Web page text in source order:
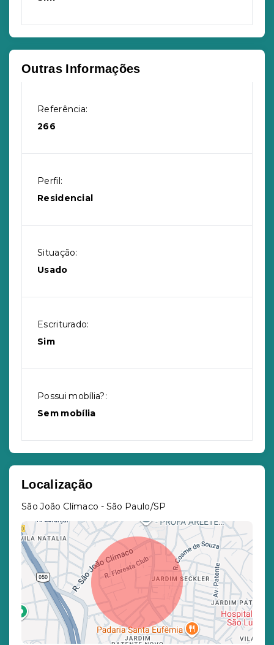
Outras Informações
Referência:
266
Perfil:
Residencial
Situação:
Usado
Escriturado:
Sim
Possui mobília?:
Sem mobília
Localização
São João Clímaco - São Paulo/SP